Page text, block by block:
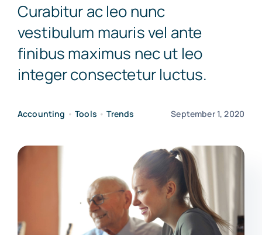
Schedule a Demo
Curabitur ac leo nunc
vestibulum mauris vel ante
finibus maximus nec ut leo
integer consectetur luctus.
Accounting •Tools •Trends September 1, 2020